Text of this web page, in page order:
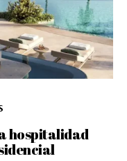
hospitalidad